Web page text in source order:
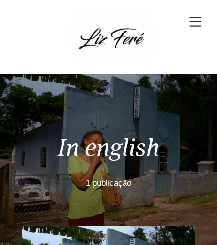
In english
1 publicação